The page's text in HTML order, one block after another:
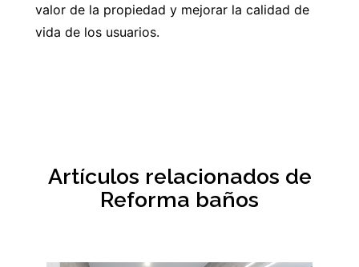
valor de la propiedad y mejorar la calidad de
vida de los usuarios.
Artículos relacionados de
Reforma baños